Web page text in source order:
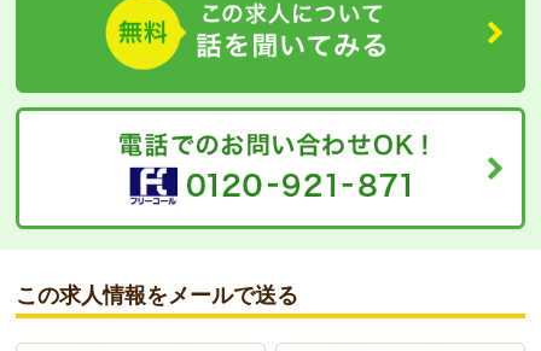
この求人情報をメールで送る